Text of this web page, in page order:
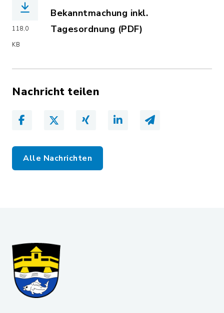
118,0
KB
Bekanntmachung inkl.
Tagesordnung (PDF)
Nachricht teilen
Alle Nachrichten